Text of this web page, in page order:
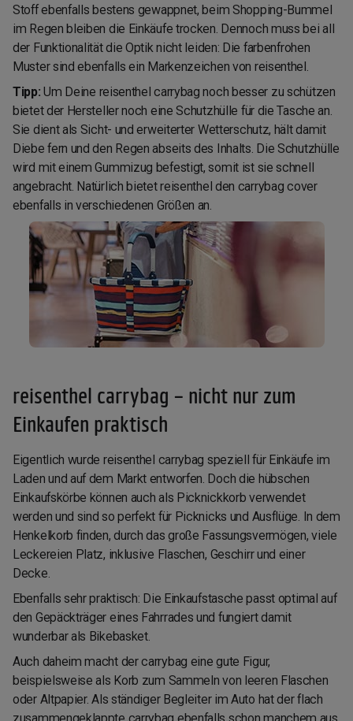
Stoff ebenfalls bestens gewappnet, beim Shopping-Bummel
im Regen bleiben die Einkäufe trocken. Dennoch muss bei all
der Funktionalität die Optik nicht leiden: Die farbenfrohen
Muster sind ebenfalls ein Markenzeichen von reisenthel.
Tipp: Um Deine reisenthel carrybag noch besser zu schützen
bietet der Hersteller noch eine Schutzhülle für die Tasche an.
Sie dient als Sicht- und erweiterter Wetterschutz, hält damit
Diebe fern und den Regen abseits des Inhalts. Die Schutzhülle
wird mit einem Gummizug befestigt, somit ist sie schnell
angebracht. Natürlich bietet reisenthel den carrybag cover
ebenfalls in verschiedenen Größen an.
reisenthel carrybag – nicht nur zum
Einkaufen praktisch
Eigentlich wurde reisenthel carrybag speziell für Einkäufe im
Laden und auf dem Markt entworfen. Doch die hübschen
Einkaufskörbe können auch als Picknickkorb verwendet
werden und sind so perfekt für Picknicks und Ausflüge. In dem
Henkelkorb finden, durch das große Fassungsvermögen, viele
Leckereien Platz, inklusive Flaschen, Geschirr und einer
Decke.
Ebenfalls sehr praktisch: Die Einkaufstasche passt optimal auf
den Gepäckträger eines Fahrrades und fungiert damit
wunderbar als Bikebasket.
Auch daheim macht der carrybag eine gute Figur,
beispielsweise als Korb zum Sammeln von leeren Flaschen
oder Altpapier. Als ständiger Begleiter im Auto hat der flach